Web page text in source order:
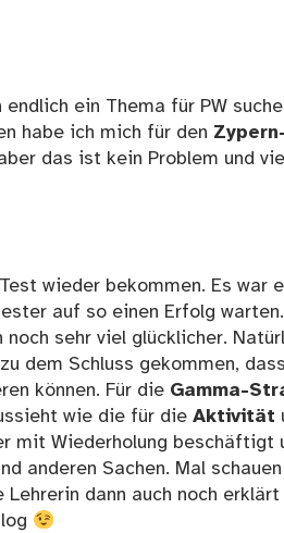
ein Thema für PW
habe ich mich für den
das ist kein Problem und
wieder bekommen. Es war
auf so einen Erfolg
sehr viel glücklicher.
dem Schluss gekommen,
können. Für die Gamma-
wie die für die Aktivität
mit Wiederholung beschäftigt
anderen Sachen. Mal
Lehrerin dann auch noch